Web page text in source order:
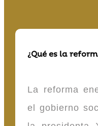
¿Qué es la
La reforma
el gobierno